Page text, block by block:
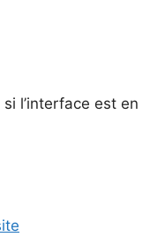
si l’interface est en